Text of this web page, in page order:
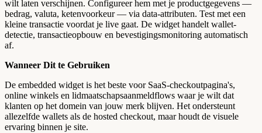
wilt laten verschijnen. Configureer hem met je productgegevens —
bedrag, valuta, ketenvoorkeur — via data-attributen. Test met een
kleine transactie voordat je live gaat. De widget handelt wallet-
detectie, transactieopbouw en bevestigingsmonitoring automatisch
af.
Wanneer Dit te Gebruiken
De embedded widget is het beste voor SaaS-checkoutpagina's,
online winkels en lidmaatschapsaanmeldflows waar je wilt dat
klanten op het domein van jouw merk blijven. Het ondersteunt
allezelfde wallets als de hosted checkout, maar houdt de visuele
ervaring binnen je site.